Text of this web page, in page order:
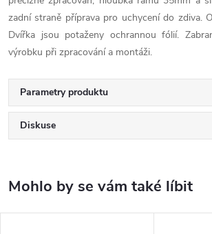
zadní straně příprava pro uchycení do zdiva.
Dvířka jsou potaženy ochrannou fólií.
výrobku při zpracování a montáži.
Parametry produktu
Diskuse